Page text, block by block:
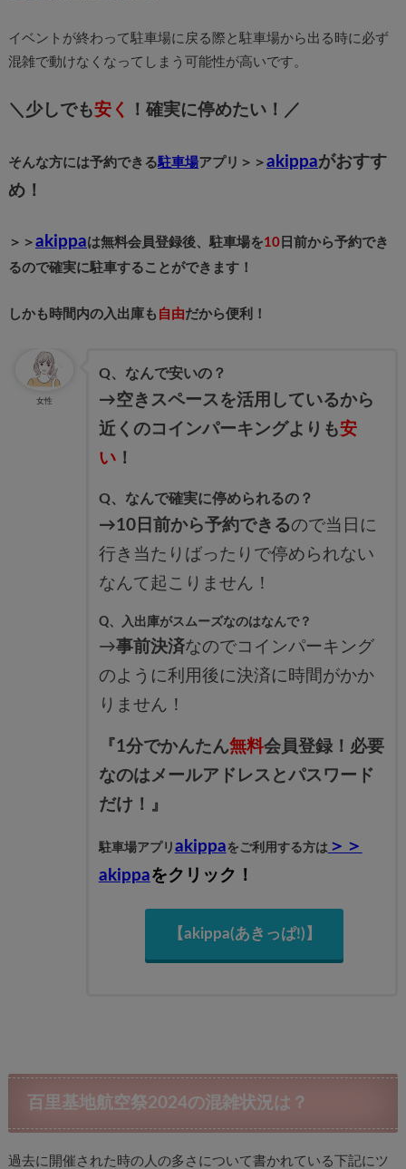
イベントが終わって駐車場に戻る際と駐車場から出る時に必ず
混雑で動けなくなってしまう可能性が高いです。
＼少しでも安く ！確実に停めたい！／
そんな方には予約できる駐車場アプリ＞＞ akippaがおすす
め！
＞＞ akippaは無料会員登録後、駐車場を10日前から予約でき
るので確実に駐車することができます！
しかも時間内の入出庫も 自由だから便利！
女性
Q、なんで安いの？
→空きスペースを活用しているから
近くのコインパーキングよりも安
い！
Q、なんで確実に停められるの？
→10日前から予約できるので当日に
行き当たりばったりで停められない
なんて起こりません！
Q、入出庫がスムーズなのはなんで？
→事前決済なのでコインパーキング
のように利用後に決済に時間がかか
りません！
『1分でかんたん無料会員登録！必要
なのはメールアドレスとパスワード
だけ！』
駐車場アプリ akippa をご利用する方は ＞＞
akippaをクリック！
【akippa(あきっぱ!)】
百里基地航空祭2024の混雑状況は？
過去に開催された時の人の多さについて書かれている下記にツ